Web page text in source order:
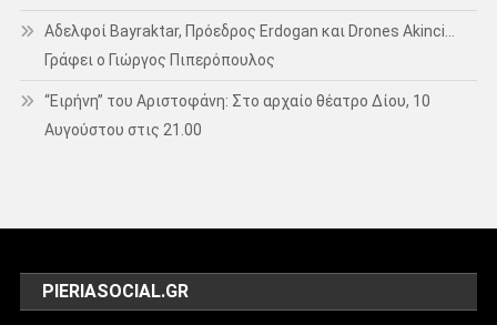
Αδελφοί Bayraktar, Πρόεδρος Erdogan και Drones Akinci…
Γράφει ο Γιώργος Πιπερόπουλος
“Ειρήνη” του Αριστοφάνη: Στο αρχαίο θέατρο Δίου, 10
Αυγούστου στις 21.00
PIERIASOCIAL.GR